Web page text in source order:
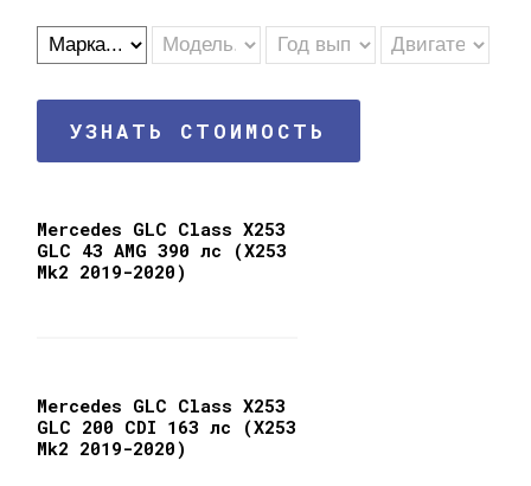
ГАРАНТИЯ
УЗНАТЬ СТОИМОСТЬ
Mercedes GLC Class X253
GLC 43 AMG 390 лс (X253
Mk2 2019-2020)
Mercedes GLC Class X253
GLC 200 CDI 163 лс (X253
Mk2 2019-2020)